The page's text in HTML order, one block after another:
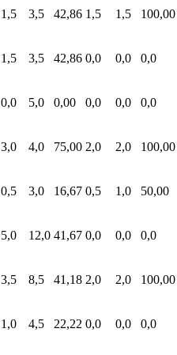
1,5 3,5 42,86 1,5 1,5 100,00
1,5 3,5 42,86 0,0 0,0 0,0
0,0 5,0 0,00 0,0 0,0 0,0
3,0 4,0 75,00 2,0 2,0 100,00
0,5 3,0 16,67 0,5 1,0 50,00
5,0 12,0 41,67 0,0 0,0 0,0
3,5 8,5 41,18 2,0 2,0 100,00
1,0 4,5 22,22 0,0 0,0 0,0